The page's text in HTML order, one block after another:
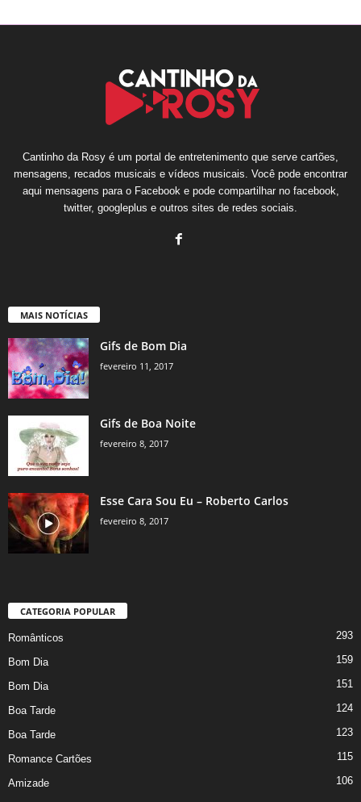
Cantinho da Rosy é um portal de entretenimento que serve cartões,
mensagens, recados musicais e vídeos musicais. Você pode encontrar
aqui mensagens para o Facebook e pode compartilhar no facebook,
twitter, googleplus e outros sites de redes sociais.
MAIS NOTÍCIAS
Gifs de Bom Dia
fevereiro 11, 2017
Gifs de Boa Noite
fevereiro 8, 2017
Esse Cara Sou Eu – Roberto Carlos
fevereiro 8, 2017
CATEGORIA POPULAR
Românticos 293
Bom Dia 159
Bom Dia 151
Boa Tarde 124
Boa Tarde 123
Romance Cartões 115
Amizade 106